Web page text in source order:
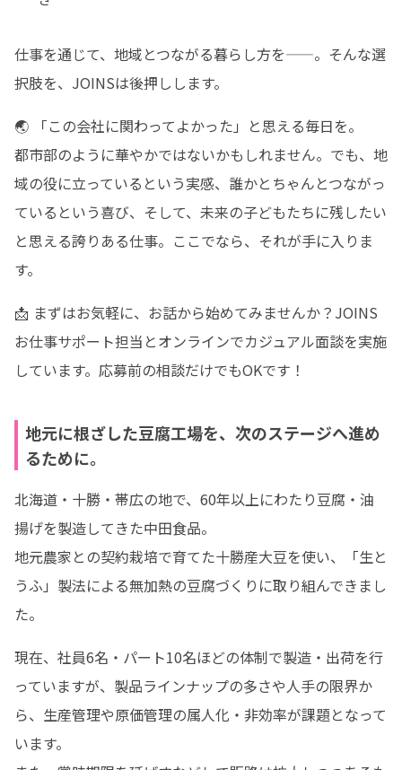
仕事を通じて、地域とつながる暮らし方を——。そんな選
択肢を、JOINSは後押しします。
🌏 「この会社に関わってよかった」と思える毎日を。
都市部のように華やかではないかもしれません。でも、地
域の役に立っているという実感、誰かとちゃんとつながっ
ているという喜び、そして、未来の子どもたちに残したい
と思える誇りある仕事。ここでなら、それが手に入りま
す。
📩 まずはお気軽に、お話から始めてみませんか？JOINS
お仕事サポート担当とオンラインでカジュアル面談を実施
しています。応募前の相談だけでもOKです！
地元に根ざした豆腐工場を、次のステージへ進め
るために。
北海道・十勝・帯広の地で、60年以上にわたり豆腐・油
揚げを製造してきた中田食品。
地元農家との契約栽培で育てた十勝産大豆を使い、「生と
うふ」製法による無加熱の豆腐づくりに取り組んできまし
た。
現在、社員6名・パート10名ほどの体制で製造・出荷を行
っていますが、製品ラインナップの多さや人手の限界か
ら、生産管理や原価管理の属人化・非効率が課題となって
います。